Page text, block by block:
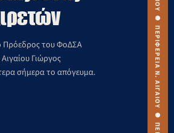
Πρόεδρος του ΦοΔΣΑ
Γιώργος
σήμερα το απόγευμα.